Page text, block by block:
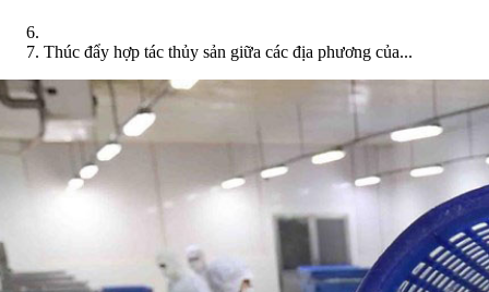
Thúc đẩy hợp tác thủy sản giữa các địa phương của...